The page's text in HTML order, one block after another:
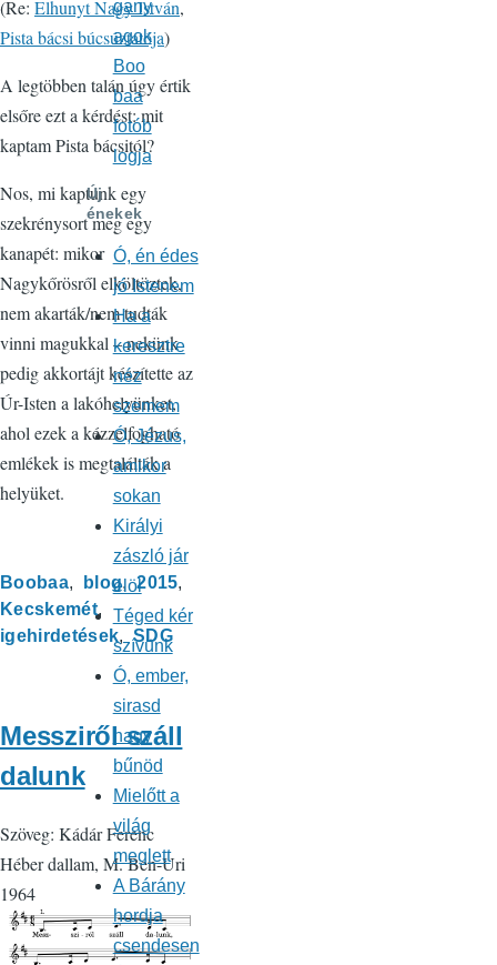
(Re: Elhunyt Nagy István,
Pista bácsi búcsúztatója)
A legtöbben talán úgy értik
elsőre ezt a kérdést: mit
kaptam Pista bácsitól?
Nos, mi kaptunk egy
szekrénysort meg egy
kanapét: mikor
Nagykőrösről elköltöztek,
nem akarták/nem tudták
vinni magukkal – nekünk
pedig akkortájt készítette az
Úr-Isten a lakóhelyünket,
ahol ezek a kézzelfogható
emlékek is megtalálták a
helyüket.
Boobaa blog
2015
Kecskemét
igehirdetések
SDG
Messziről száll
dalunk
Szöveg: Kádár Ferenc
Héber dallam, M. Ben-Uri
1964
gany
agok
Boo
baa
fotób
logja
Új
énekek
Ó, én édes
jó Istenem
Ha a
keresztre
néz
szemem
Ó, Jézus,
amikor
sokan
Királyi
zászló jár
elöl
Téged kér
szívünk
Ó, ember,
sirasd
nagy
bűnöd
Mielőtt a
világ
meglett
A Bárány
hordja
csendesen